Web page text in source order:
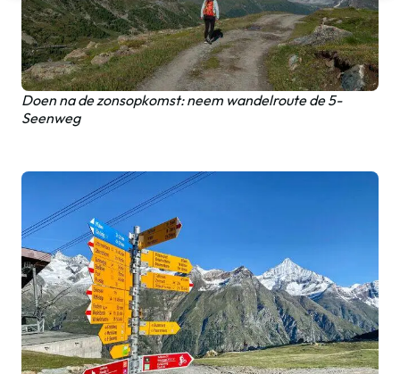
Doen na de zonsopkomst: neem wandelroute de 5-
Seenweg